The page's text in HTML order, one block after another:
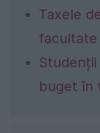
Taxele
buget în